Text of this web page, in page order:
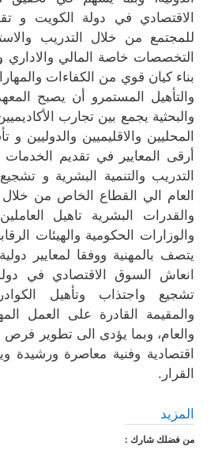
الاقتصادي في دولة الكويت و
للمجتمع من خلال التدريب
التخصصات خاصة المالي والاداري
بناء كيان قوي من الكفاءات
والتأهيل المستمرو أن يصبح
والبحثية يجمع بين تجارب
المحليين والاقليميين والدوليين
أرقى المعايير في تقديم
التدريب والتنمية البشرية و
العام الي القطاع الخاص من خلال
والقدرات البشرية تاهيل
والوزارات الحكومية والهيئات
يتصف بالمهنية ووفقا لمعايير
انعاش السوق الاقتصادي في
تشجيع واجتذاب وتأهيل
والمقيمة القادرة على العمل
والعام، وبما يؤدى الى تطوير
اقتصادية وفنية معاصرة
القرار.
المزيد
من فضلك شارك :